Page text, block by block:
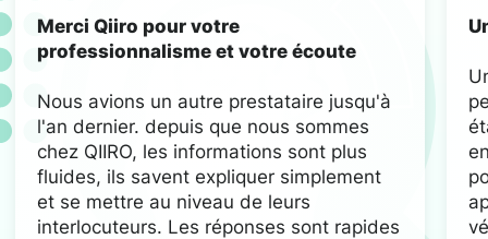
Merci Qiiro pour votre
professionnalisme et votre écoute
Nous avions un autre prestataire jusqu'à
l'an dernier. depuis que nous sommes
chez QIIRO, les informations sont plus
fluides, ils savent expliquer simplement
et se mettre au niveau de leurs
interlocuteurs. Les réponses sont rapides